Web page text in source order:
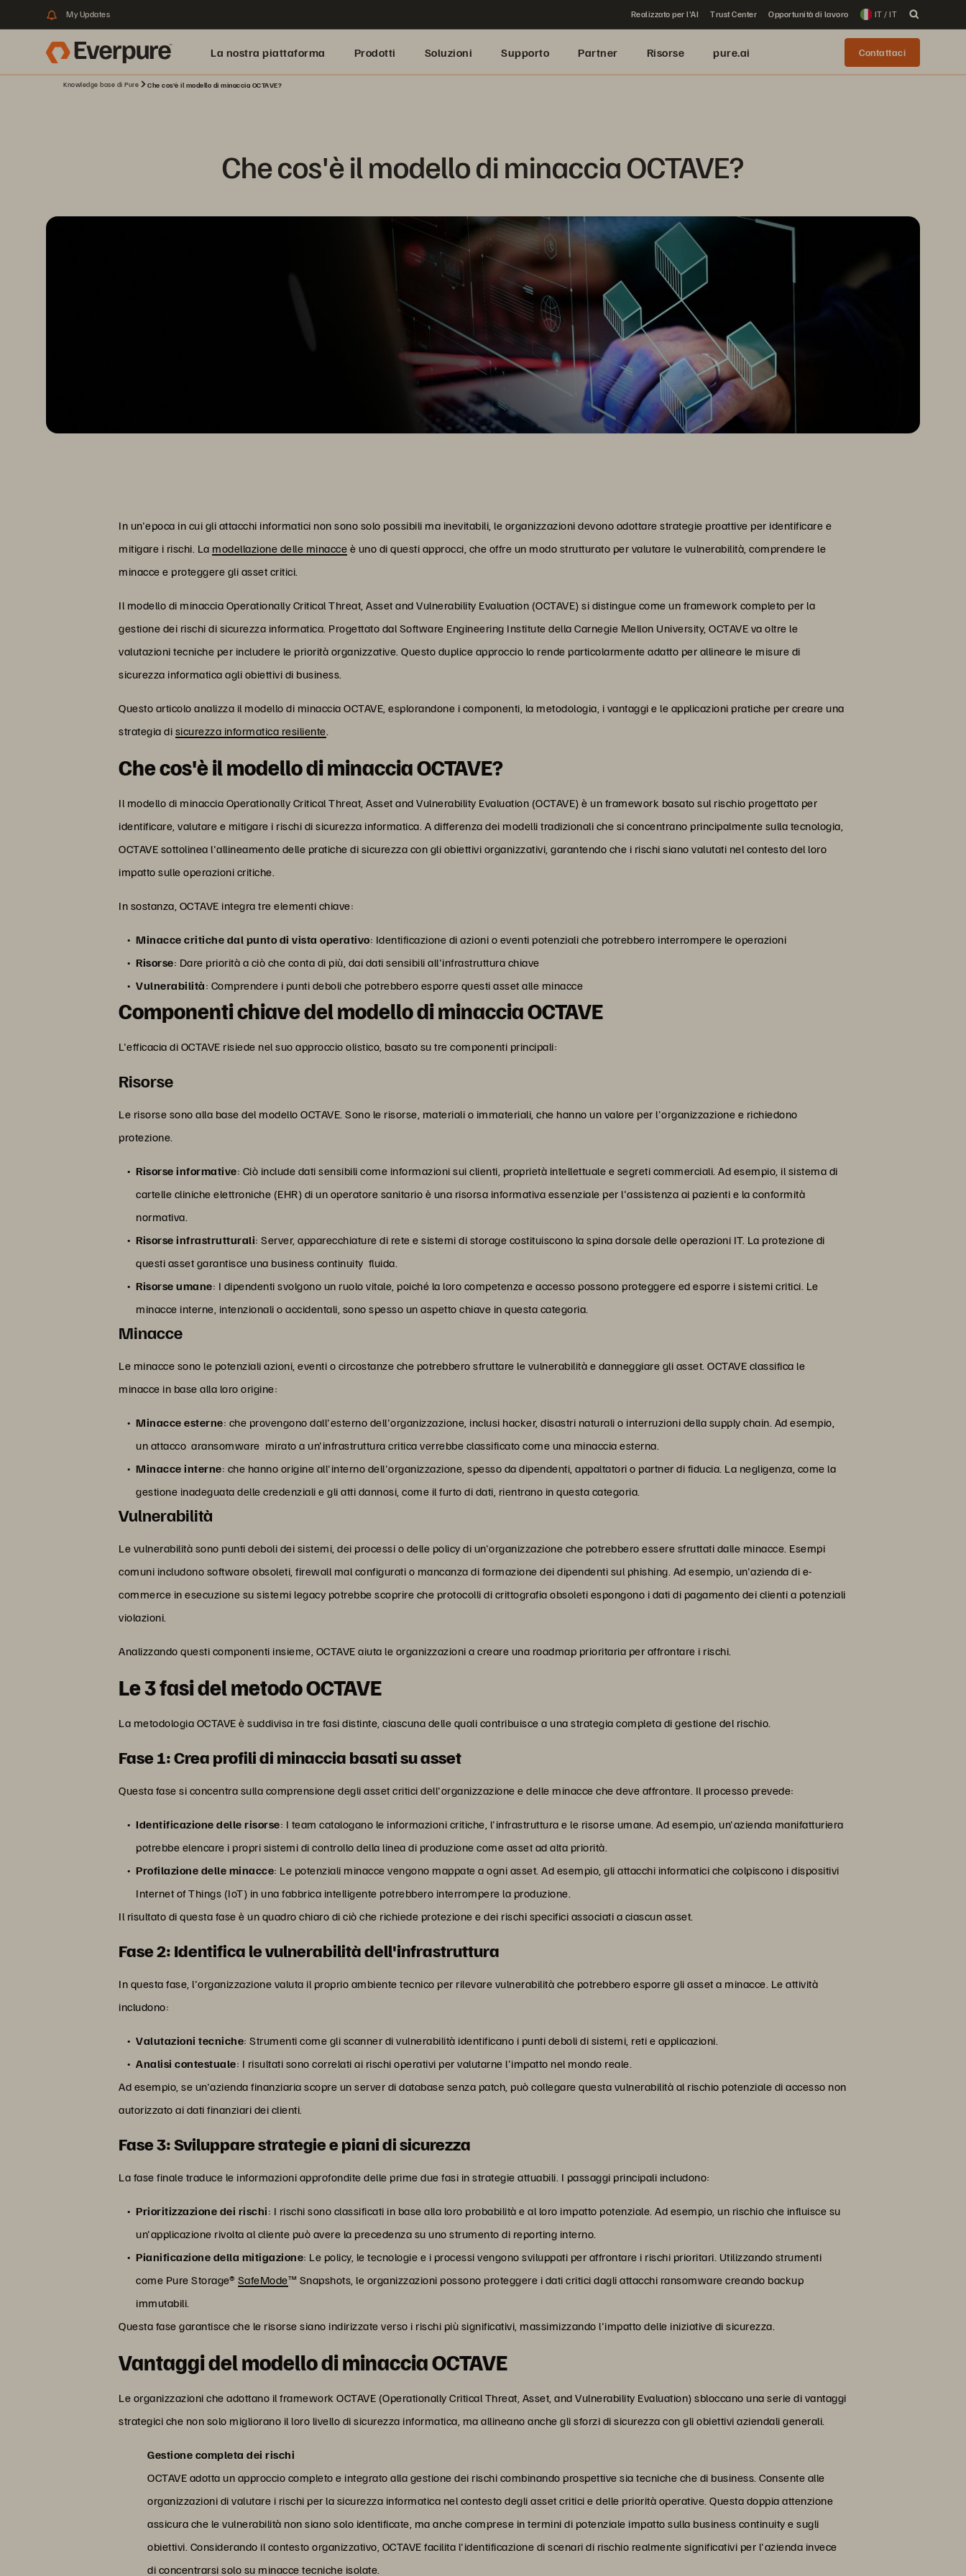
My Updates Realizzato per l'AI Trust Center Opportunità di lavoro IT / IT
La nostra piattaforma Prodotti Soluzioni Supporto Partner Risorse pure.ai Contattaci
Knowledge base di Pure Che cos'è il modello di minaccia OCTAVE?
Che cos'è il modello di minaccia OCTAVE?
In un'epoca in cui gli attacchi informatici non sono solo possibili ma inevitabili, le organizzazioni devono adottare strategie proattive per identificare e
mitigare i rischi. La modellazione delle minacce è uno di questi approcci, che offre un modo strutturato per valutare le vulnerabilità, comprendere le
minacce e proteggere gli asset critici.
Il modello di minaccia Operationally Critical Threat, Asset and Vulnerability Evaluation (OCTAVE) si distingue come un framework completo per la
gestione dei rischi di sicurezza informatica. Progettato dal Software Engineering Institute della Carnegie Mellon University, OCTAVE va oltre le
valutazioni tecniche per includere le priorità organizzative. Questo duplice approccio lo rende particolarmente adatto per allineare le misure di
sicurezza informatica agli obiettivi di business.
Questo articolo analizza il modello di minaccia OCTAVE, esplorandone i componenti, la metodologia, i vantaggi e le applicazioni pratiche per creare una
strategia di sicurezza informatica resiliente.
Che cos'è il modello di minaccia OCTAVE?
Il modello di minaccia Operationally Critical Threat, Asset and Vulnerability Evaluation (OCTAVE) è un framework basato sul rischio progettato per
identificare, valutare e mitigare i rischi di sicurezza informatica. A differenza dei modelli tradizionali che si concentrano principalmente sulla tecnologia,
OCTAVE sottolinea l'allineamento delle pratiche di sicurezza con gli obiettivi organizzativi, garantendo che i rischi siano valutati nel contesto del loro
impatto sulle operazioni critiche.
In sostanza, OCTAVE integra tre elementi chiave:
Minacce critiche dal punto di vista operativo: Identificazione di azioni o eventi potenziali che potrebbero interrompere le operazioni
Risorse: Dare priorità a ciò che conta di più, dai dati sensibili all'infrastruttura chiave
Vulnerabilità: Comprendere i punti deboli che potrebbero esporre questi asset alle minacce
Componenti chiave del modello di minaccia OCTAVE
L'efficacia di OCTAVE risiede nel suo approccio olistico, basato su tre componenti principali:
Risorse
Le risorse sono alla base del modello OCTAVE. Sono le risorse, materiali o immateriali, che hanno un valore per l'organizzazione e richiedono
protezione.
Risorse informative: Ciò include dati sensibili come informazioni sui clienti, proprietà intellettuale e segreti commerciali. Ad esempio, il sistema di
cartelle cliniche elettroniche (EHR) di un operatore sanitario è una risorsa informativa essenziale per l'assistenza ai pazienti e la conformità
normativa.
Risorse infrastrutturali: Server, apparecchiature di rete e sistemi di storage costituiscono la spina dorsale delle operazioni IT. La protezione di
questi asset garantisce una business continuity fluida.
Risorse umane: I dipendenti svolgono un ruolo vitale, poiché la loro competenza e accesso possono proteggere ed esporre i sistemi critici. Le
minacce interne, intenzionali o accidentali, sono spesso un aspetto chiave in questa categoria.
Minacce
Le minacce sono le potenziali azioni, eventi o circostanze che potrebbero sfruttare le vulnerabilità e danneggiare gli asset. OCTAVE classifica le
minacce in base alla loro origine:
Minacce esterne: che provengono dall'esterno dell'organizzazione, inclusi hacker, disastri naturali o interruzioni della supply chain. Ad esempio,
un attacco aransomware mirato a un'infrastruttura critica verrebbe classificato come una minaccia esterna.
Minacce interne: che hanno origine all'interno dell'organizzazione, spesso da dipendenti, appaltatori o partner di fiducia. La negligenza, come la
gestione inadeguata delle credenziali e gli atti dannosi, come il furto di dati, rientrano in questa categoria.
Vulnerabilità
Le vulnerabilità sono punti deboli dei sistemi, dei processi o delle policy di un'organizzazione che potrebbero essere sfruttati dalle minacce. Esempi
comuni includono software obsoleti, firewall mal configurati o mancanza di formazione dei dipendenti sul phishing. Ad esempio, un'azienda di e-
commerce in esecuzione su sistemi legacy potrebbe scoprire che protocolli di crittografia obsoleti espongono i dati di pagamento dei clienti a potenziali
violazioni.
Analizzando questi componenti insieme, OCTAVE aiuta le organizzazioni a creare una roadmap prioritaria per affrontare i rischi.
Le 3 fasi del metodo OCTAVE
La metodologia OCTAVE è suddivisa in tre fasi distinte, ciascuna delle quali contribuisce a una strategia completa di gestione del rischio.
Fase 1: Crea profili di minaccia basati su asset
Questa fase si concentra sulla comprensione degli asset critici dell'organizzazione e delle minacce che deve affrontare. Il processo prevede:
Identificazione delle risorse: I team catalogano le informazioni critiche, l'infrastruttura e le risorse umane. Ad esempio, un'azienda manifatturiera
potrebbe elencare i propri sistemi di controllo della linea di produzione come asset ad alta priorità.
Profilazione delle minacce: Le potenziali minacce vengono mappate a ogni asset. Ad esempio, gli attacchi informatici che colpiscono i dispositivi
Internet of Things (IoT) in una fabbrica intelligente potrebbero interrompere la produzione.
Il risultato di questa fase è un quadro chiaro di ciò che richiede protezione e dei rischi specifici associati a ciascun asset.
Fase 2: Identifica le vulnerabilità dell'infrastruttura
In questa fase, l'organizzazione valuta il proprio ambiente tecnico per rilevare vulnerabilità che potrebbero esporre gli asset a minacce. Le attività
includono:
Valutazioni tecniche: Strumenti come gli scanner di vulnerabilità identificano i punti deboli di sistemi, reti e applicazioni.
Analisi contestuale: I risultati sono correlati ai rischi operativi per valutarne l'impatto nel mondo reale.
Ad esempio, se un'azienda finanziaria scopre un server di database senza patch, può collegare questa vulnerabilità al rischio potenziale di accesso non
autorizzato ai dati finanziari dei clienti.
Fase 3: Sviluppare strategie e piani di sicurezza
La fase finale traduce le informazioni approfondite delle prime due fasi in strategie attuabili. I passaggi principali includono:
Prioritizzazione dei rischi: I rischi sono classificati in base alla loro probabilità e al loro impatto potenziale. Ad esempio, un rischio che influisce su
un'applicazione rivolta al cliente può avere la precedenza su uno strumento di reporting interno.
Pianificazione della mitigazione: Le policy, le tecnologie e i processi vengono sviluppati per affrontare i rischi prioritari. Utilizzando strumenti
come Pure Storage® SafeMode™ Snapshots, le organizzazioni possono proteggere i dati critici dagli attacchi ransomware creando backup
immutabili.
Questa fase garantisce che le risorse siano indirizzate verso i rischi più significativi, massimizzando l'impatto delle iniziative di sicurezza.
Vantaggi del modello di minaccia OCTAVE
Le organizzazioni che adottano il framework OCTAVE (Operationally Critical Threat, Asset, and Vulnerability Evaluation) sbloccano una serie di vantaggi
strategici che non solo migliorano il loro livello di sicurezza informatica, ma allineano anche gli sforzi di sicurezza con gli obiettivi aziendali generali.
Gestione completa dei rischi
OCTAVE adotta un approccio completo e integrato alla gestione dei rischi combinando prospettive sia tecniche che di business. Consente alle
organizzazioni di valutare i rischi per la sicurezza informatica nel contesto degli asset critici e delle priorità operative. Questa doppia attenzione
assicura che le vulnerabilità non siano solo identificate, ma anche comprese in termini di potenziale impatto sulla business continuity e sugli
obiettivi. Considerando il contesto organizzativo, OCTAVE facilita l'identificazione di scenari di rischio realmente significativi per l'azienda invece
di concentrarsi solo su minacce tecniche isolate.